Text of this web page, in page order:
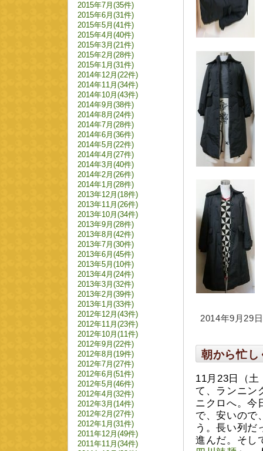
2014年9月29
朝から忙し
11月23日（
て、ランニン
ニクロへ。今
で、安いので
う。長い列だ
進んだ。そし
2015年7月(35件)
2015年6月(31件)
2015年5月(41件)
2015年4月(40件)
2015年3月(21件)
2015年2月(28件)
2015年1月(31件)
2014年12月(22件)
2014年11月(34件)
2014年10月(43件)
2014年9月(38件)
2014年8月(24件)
2014年7月(28件)
2014年6月(36件)
2014年5月(22件)
2014年4月(27件)
2014年3月(40件)
2014年2月(26件)
2014年1月(28件)
2013年12月(18件)
2013年11月(26件)
2013年10月(34件)
2013年9月(28件)
2013年8月(42件)
2013年7月(30件)
2013年6月(45件)
2013年5月(10件)
2013年4月(24件)
2013年3月(32件)
2013年2月(39件)
2013年1月(33件)
2012年12月(43件)
2012年11月(23件)
2012年10月(11件)
2012年9月(22件)
2012年8月(19件)
2012年7月(27件)
2012年6月(51件)
2012年5月(46件)
2012年4月(32件)
2012年3月(14件)
2012年2月(27件)
2012年1月(31件)
2011年12月(49件)
2011年11月(34件)